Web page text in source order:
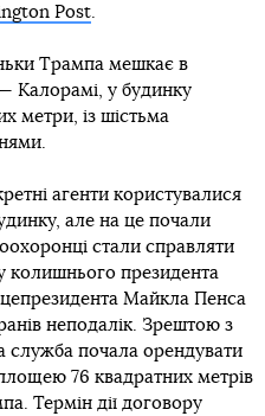
Post.
Трампа мешкає в
Калорамі, у будинку
метри, із шістьма
агенти користувалися
але на це почали
стали справляти
колишнього президента
Майкла Пенса
неподалік. Зрештою з
служба почала орендувати
76 квадратних метрів
Термін дії договору